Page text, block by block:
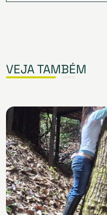
VEJA TAMBÉM